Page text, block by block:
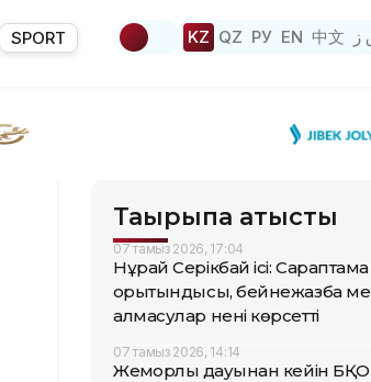
SPORT KZ QZ РУ EN 中文 ز
Тақырыпқа қатысты
07 тамыз 2026, 17:04
Нұрай Серікбай ісі: Сараптама
қорытындысы, бейнежазба
алмасулар нені көрсетті
07 тамыз 2026, 14:14
Жемқорлық дауынан кейін БҚО